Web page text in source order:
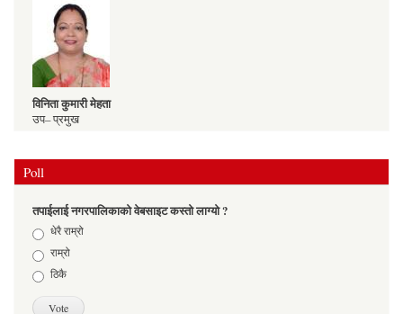
विनिता कुमारी मेहता
उप– प्रमुख
सुमन थापा
प्रवक्ता / वडा अध्यक्ष
९८५२०४५२६५
Poll
तपाईलाई नगरपालिकाको वेबसाइट कस्तो लाग्यो ?
Choicesधेरै राम्रो
राम्रो
ठिकै